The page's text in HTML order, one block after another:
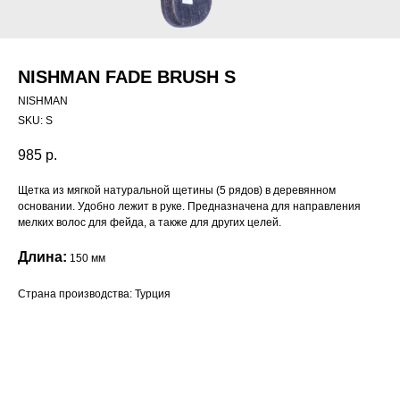
NISHMAN FADE BRUSH S
NISHMAN
SKU: S
985 р.
Щетка из мягкой натуральной щетины (5 рядов) в деревянном
основании. Удобно лежит в руке. Предназначена для направления
мелких волос для фейда, а также для других целей.
Длина: 150 мм
Страна производства: Турция